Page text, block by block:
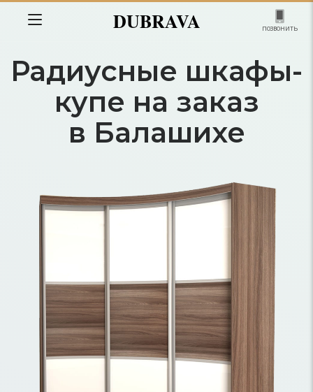
DUBRAVA позвонить
Радиусные шкафы-
купе на заказ
в Балашихе